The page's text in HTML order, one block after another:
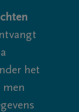
het
men